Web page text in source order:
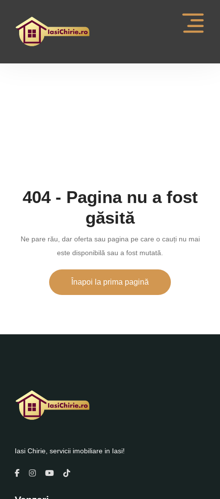
404 - Pagina nu a fost
găsită
Ne pare rău, dar oferta sau pagina pe care o cauți nu mai
este disponibilă sau a fost mutată.
Înapoi la prima pagină
Iasi Chirie, servicii imobiliare in Iasi!